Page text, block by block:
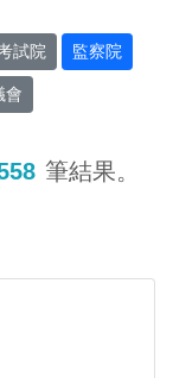
試院 監察院
會
筆結果。